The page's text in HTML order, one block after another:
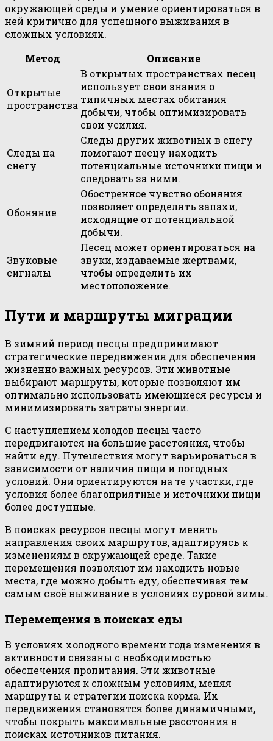
окружающей среды и умение ориентироваться в
ней критично для успешного выживания в
сложных условиях.
Метод
Описание
Открытые
пространства
В открытых пространствах песец
использует свои знания о
типичных местах обитания
добычи, чтобы оптимизировать
свои усилия.
Следы на
снегу
Следы других животных в снегу
помогают песцу находить
потенциальные источники пищи и
следовать за ними.
Обоняние
Обостренное чувство обоняния
позволяет определять запахи,
исходящие от потенциальной
добычи.
Звуковые
сигналы
Песец может ориентироваться на
звуки, издаваемые жертвами,
чтобы определить их
местоположение.
Пути и маршруты миграции
В зимний период песцы предпринимают
стратегические передвижения для обеспечения
жизненно важных ресурсов. Эти животные
выбирают маршруты, которые позволяют им
оптимально использовать имеющиеся ресурсы и
минимизировать затраты энергии.
С наступлением холодов песцы часто
передвигаются на большие расстояния, чтобы
найти еду. Путешествия могут варьироваться в
зависимости от наличия пищи и погодных
условий. Они ориентируются на те участки, где
условия более благоприятные и источники пищи
более доступные.
В поисках ресурсов песцы могут менять
направления своих маршрутов, адаптируясь к
изменениям в окружающей среде. Такие
перемещения позволяют им находить новые
места, где можно добыть еду, обеспечивая тем
самым своё выживание в условиях суровой зимы.
Перемещения в поисках еды
В условиях холодного времени года изменения в
активности связаны с необходимостью
обеспечения пропитания. Эти животные
адаптируются к сложным условиям, меняя
маршруты и стратегии поиска корма. Их
передвижения становятся более динамичными,
чтобы покрыть максимальные расстояния в
поисках источников питания.